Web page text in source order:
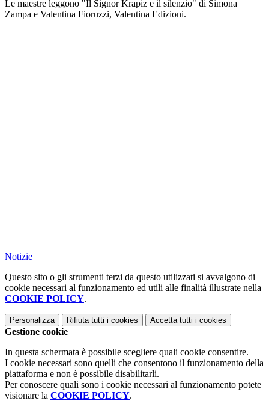
Le maestre leggono "Il Signor Krapiz e il silenzio" di Simona
Zampa e Valentina Fioruzzi, Valentina Edizioni.
Notizie
Questo sito o gli strumenti terzi da questo utilizzati si avvalgono di
cookie necessari al funzionamento ed utili alle finalità illustrate nella
COOKIE POLICY.
Personalizza Rifiuta tutti i cookies Accetta tutti i cookies
Gestione cookie
In questa schermata è possibile scegliere quali cookie consentire.
I cookie necessari sono quelli che consentono il funzionamento della
piattaforma e non è possibile disabilitarli.
Per conoscere quali sono i cookie necessari al funzionamento potete
visionare la COOKIE POLICY.